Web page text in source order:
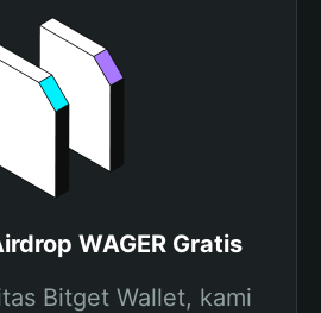
WAGER Gratis
Bitget Wallet, kami